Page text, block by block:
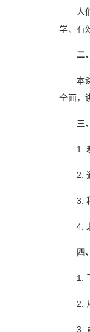
人
学、有
二
本
全面，
三
1.
2.
3.
4.
四
1.
2.
3.